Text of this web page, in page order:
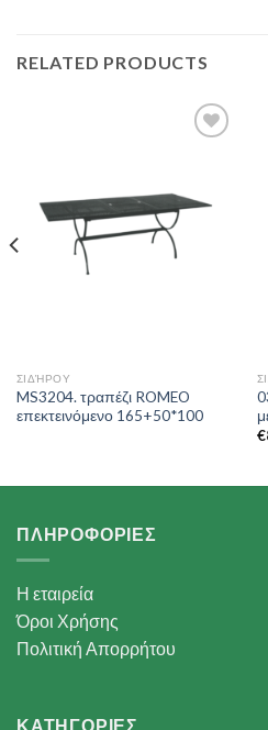
RELATED PRODUCTS
ΣΙΔΉΡΟΥ
MS3204. τραπέζι ROMEO
επεκτεινόμενο 165+50*100
€
ΠΛΗΡΟΦΟΡΙΕΣ
Η εταιρεία
Όροι Χρήσης
Πολιτική Απορρήτου
ΚΑΤΗΓΟΡΙΕΣ